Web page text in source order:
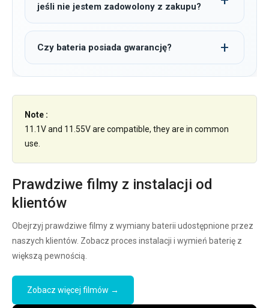
jeśli nie jestem zadowolony z zakupu?
Czy bateria posiada gwarancję?
Note :
11.1V and 11.55V are compatible, they are in common
use.
Prawdziwe filmy z instalacji od
klientów
Obejrzyj prawdziwe filmy z wymiany baterii udostępnione przez
naszych klientów. Zobacz proces instalacji i wymień baterię z
większą pewnością.
Zobacz więcej filmów →